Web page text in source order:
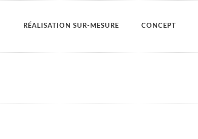
RÉALISATION SUR-MESURE CONCEPT